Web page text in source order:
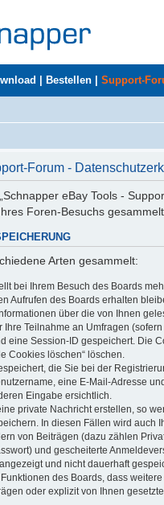
Bestellen Support-
Forum -
eBay Tools -
Foren-Besuchs
Arten gesammelt:
bei Ihrem Besuch des Boards
Aufrufen des Boards erhalten
über die von Ihnen
Teilnahme an Umfragen
eine Session-ID gespeichert. Die
Cookies löschen“ löschen.
die Sie bei der
eine E-Mail-Adresse
Eingabe ersichtlich.
private Nachricht erstellen, so
In diesen Fällen wird
von Beiträgen (dazu zählen
und gescheiterte
und nicht dauerhaft
des Boards, dass
oder explizit von Ihnen